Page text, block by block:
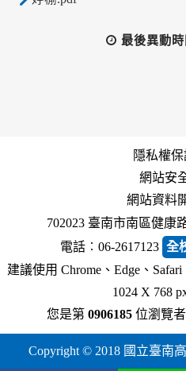
最後異動時
隱私權
網站安
網站資料
702023 臺南市南區健康
電話︰06-2617123 全
建議使用 Chrome、Edge、
1024 X 768
您是第 0906185 位瀏覽者
Copyright © 2018 國立臺南